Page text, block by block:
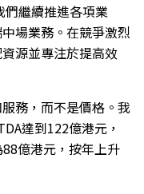
繼續推進各項業
場業務。在競爭激烈
源並專注於提高效
務，而不是價格。我
達到122億港元，
億港元，按年上升